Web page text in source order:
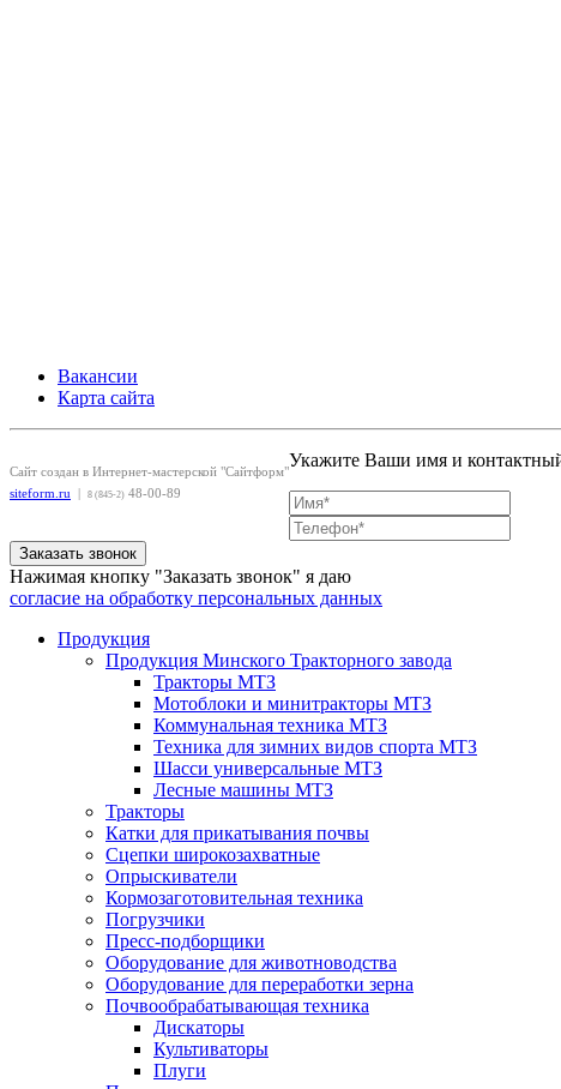
Вакансии
Карта сайта
Сайт создан в Интернет-мастерской "Сайтформ"
siteform.ru
8 (845-2) 48-00-89
Укажите Ваши имя и
Заказать звонок
Нажимая кнопку "Заказать звонок" я даю
согласие на обработку персональных данных
Продукция
Продукция Минского Тракторного завода
Тракторы МТЗ
Мотоблоки и минитракторы МТЗ
Коммунальная техника МТЗ
Техника для зимних видов спорта МТЗ
Шасси универсальные МТЗ
Лесные машины МТЗ
Тракторы
Катки для прикатывания почвы
Сцепки широкозахватные
Опрыскиватели
Кормозаготовительная техника
Погрузчики
Пресс-подборщики
Оборудование для животноводства
Оборудование для переработки зерна
Почвообрабатывающая техника
Дискаторы
Культиваторы
Плуги